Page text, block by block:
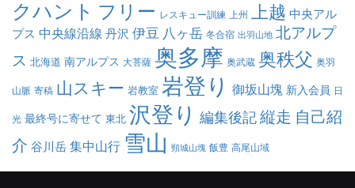
クハント フリー レスキュー訓練 上州 上越 中央アル
プス 中央線沿線 丹沢 伊豆 八ヶ岳 冬合宿 出羽山地 北アルプ
ス 北海道 南アルプス 大菩薩 奥多摩 奥武蔵 奥秩父 奥羽
山脈 寄稿 山スキー 岩教室 岩登り 御坂山塊 新入会員 日
光 最終号に寄せて 東北 沢登り 編集後記縦走 自己紹
介 谷川岳集中山行 雪山 頸城山塊 飯豊 高尾山域